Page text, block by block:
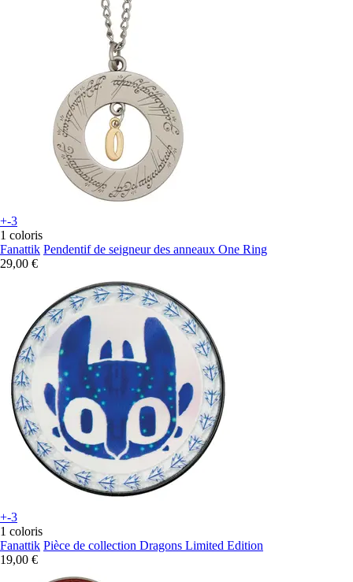
+-3
1 coloris
Fanattik Pendentif de seigneur des anneaux One Ring
29,00 €
+-3
1 coloris
Fanattik Pièce de collection Dragons Limited Edition
19,00 €